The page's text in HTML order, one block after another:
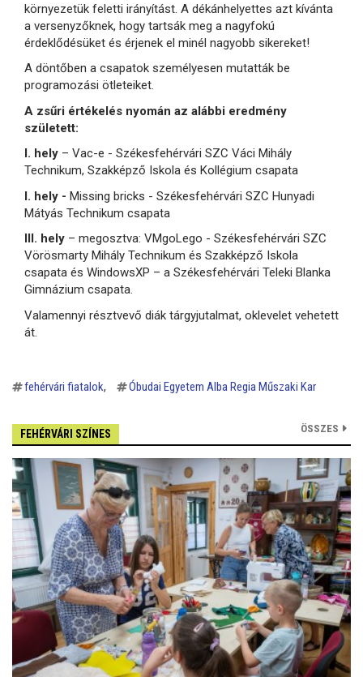
környezetük feletti irányítást. A dékánhelyettes azt kívánta
a versenyzőknek, hogy tartsák meg a nagyfokú
érdeklődésüket és érjenek el minél nagyobb sikereket!
A döntőben a csapatok személyesen mutatták be
programozási ötleteiket.
A zsűri értékelés nyomán az alábbi eredmény
született:
I. hely – Vac-e - Székesfehérvári SZC Váci Mihály
Technikum, Szakképző Iskola és Kollégium csapata
I. hely - Missing bricks - Székesfehérvári SZC Hunyadi
Mátyás Technikum csapata
III. hely – megosztva: VMgoLego - Székesfehérvári SZC
Vörösmarty Mihály Technikum és Szakképző Iskola
csapata és WindowsXP – a Székesfehérvári Teleki Blanka
Gimnázium csapata.
Valamennyi résztvevő diák tárgyjutalmat, oklevelet vehetett
át.
fehérvári fiatalok Óbudai Egyetem Alba Regia Műszaki Kar
FEHÉRVÁRI SZÍNES ÖSSZES